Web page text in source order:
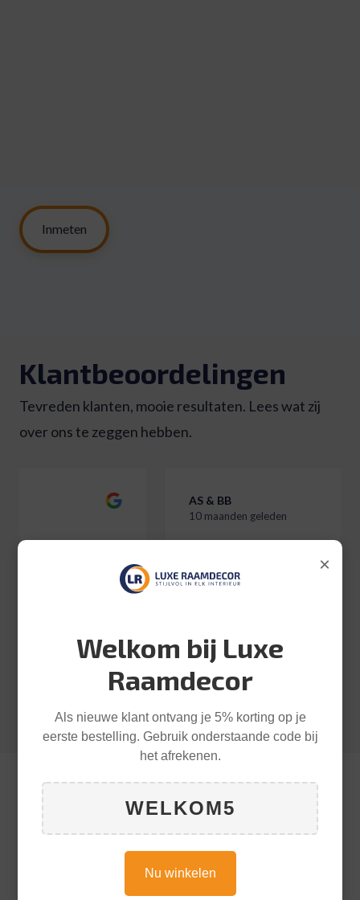
×
Welkom bij Luxe
Raamdecor
Als nieuwe klant ontvang je 5% korting op je
eerste bestelling. Gebruik onderstaande code bij
het afrekenen.
WELKOM5
Nu winkelen
Inmeten
Klantbeoordelingen
Tevreden klanten, mooie resultaten. Lees wat zij
over ons te zeggen hebben.
Wij hebben 11 x plisségordijnen
(gratis). Na 3 weken was
...